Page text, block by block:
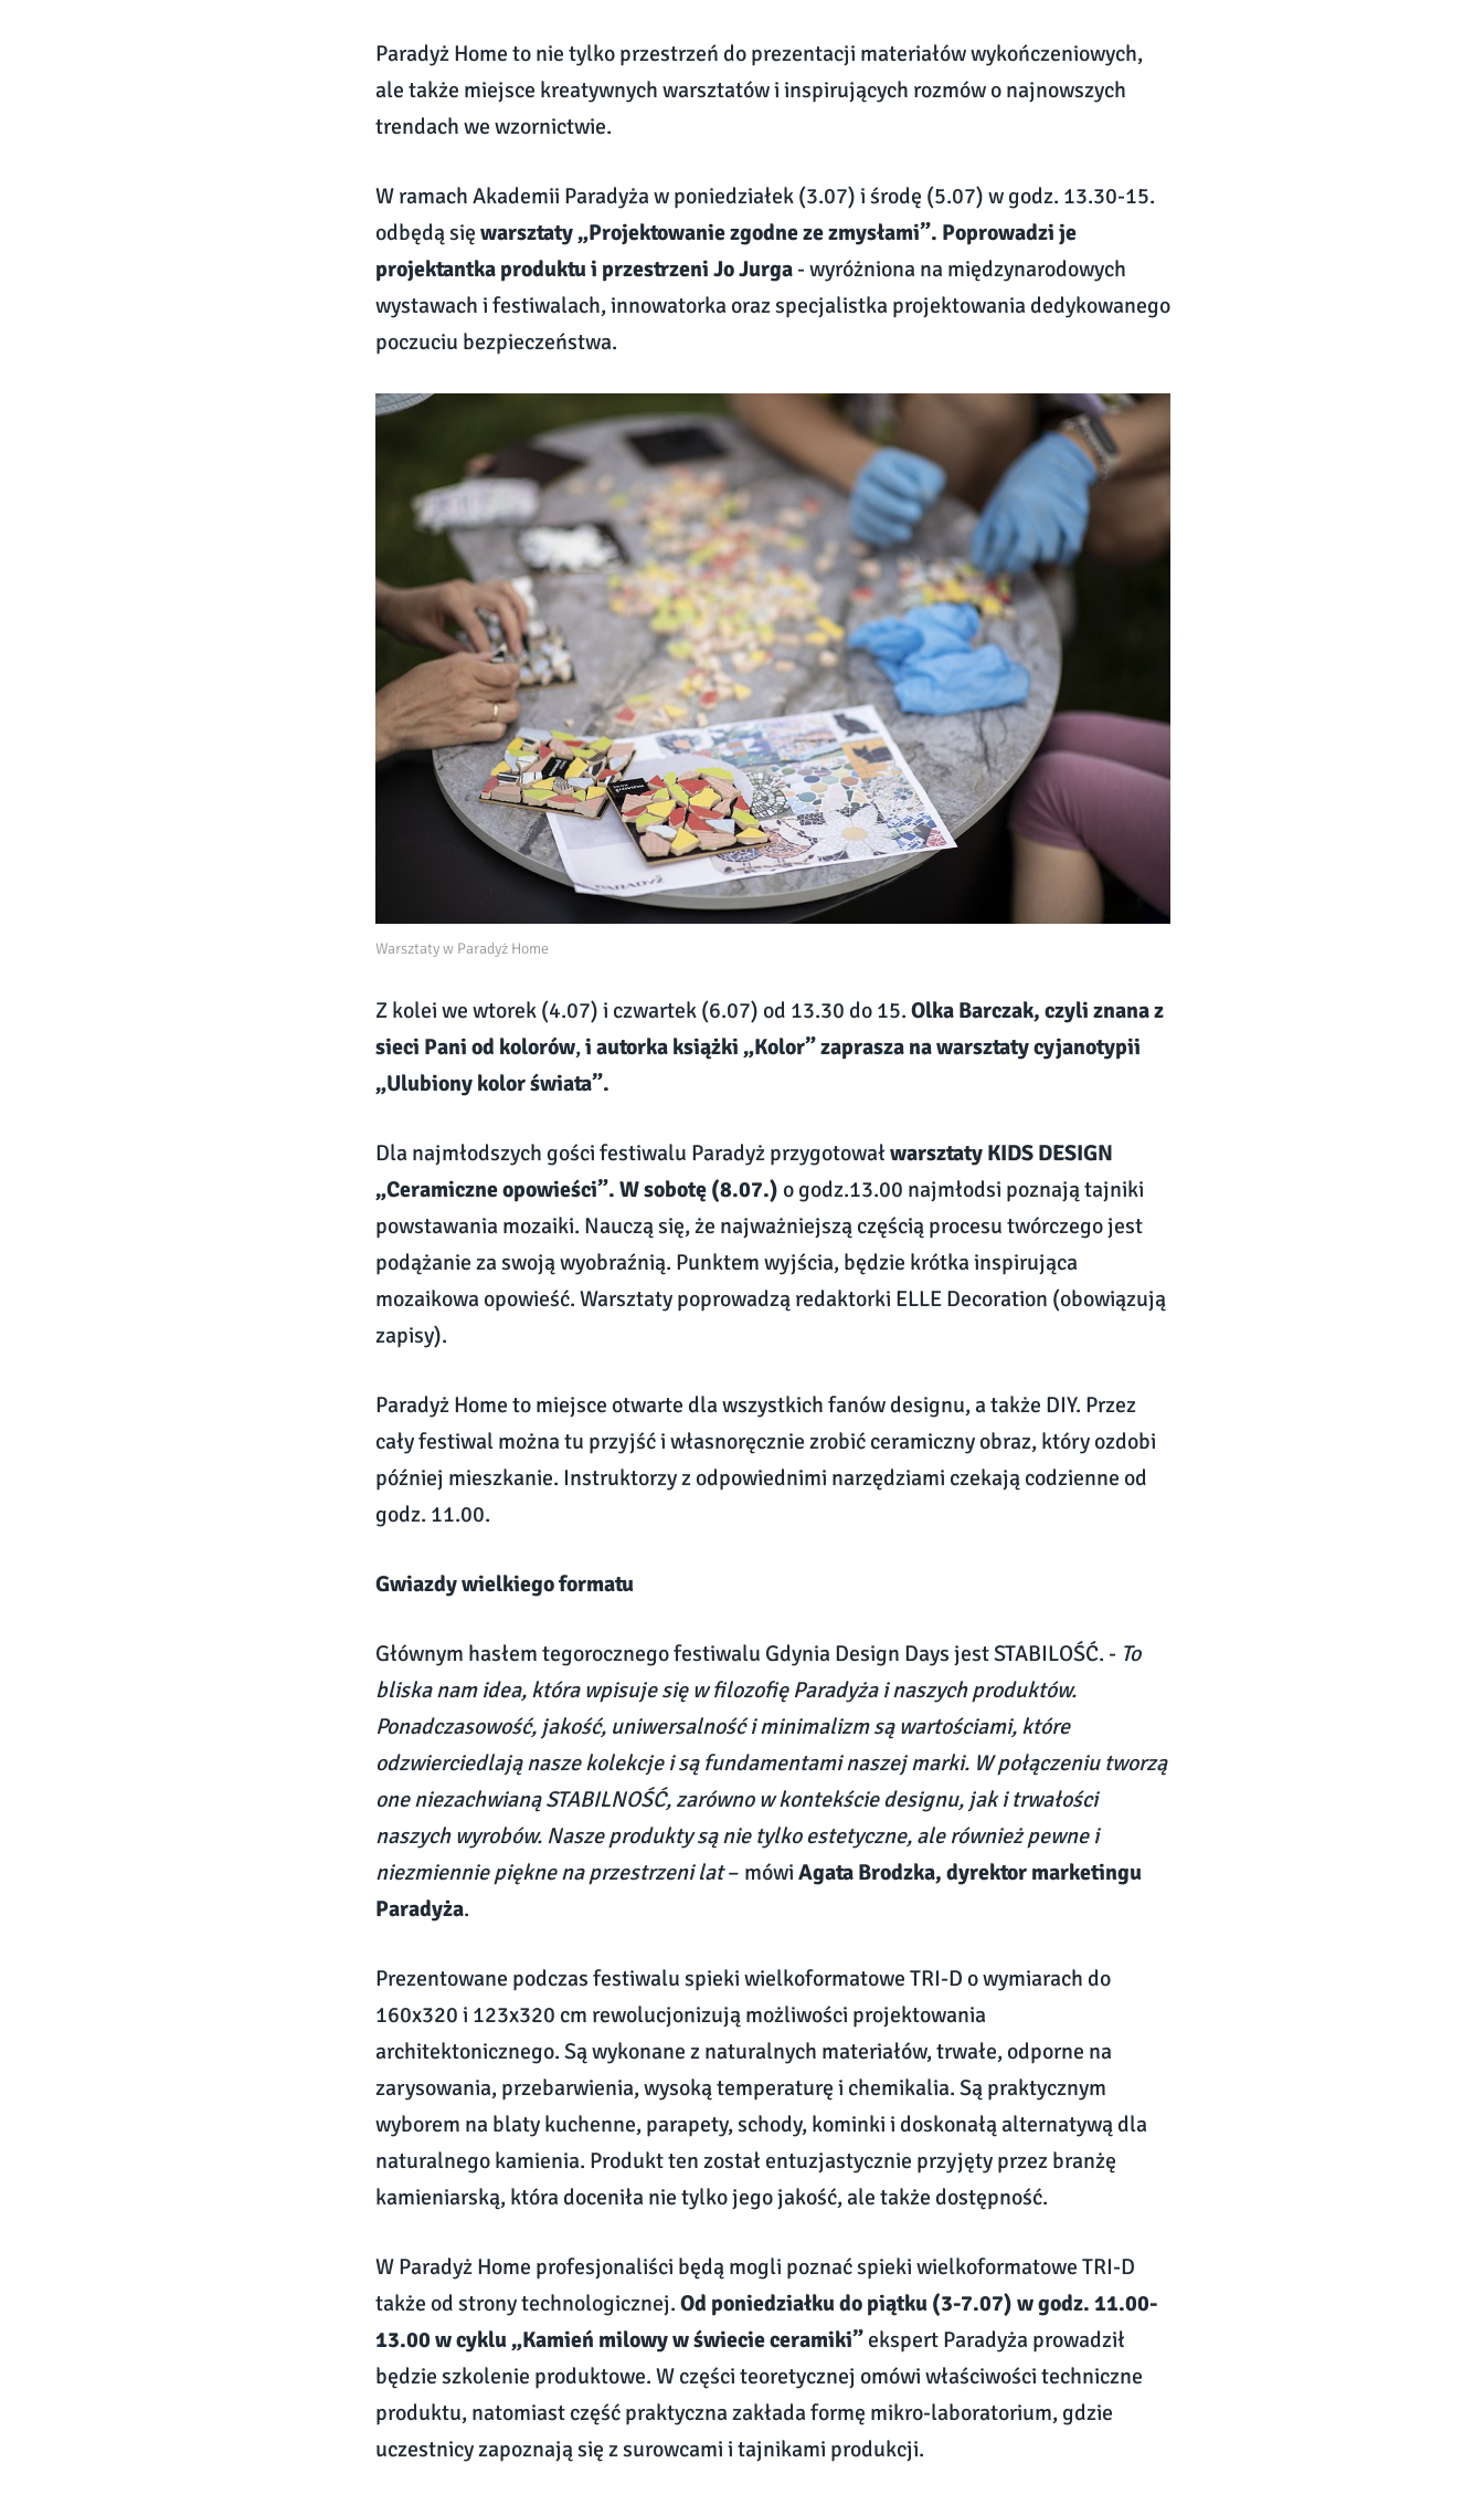
Paradyż Home to nie tylko przestrzeń do prezentacji materiałów wykończeniowych,
ale także miejsce kreatywnych warsztatów i inspirujących rozmów o najnowszych
trendach we wzornictwie.
W ramach Akademii Paradyża w poniedziałek (3.07) i środę (5.07) w godz. 13.30-15.
odbędą się warsztaty „Projektowanie zgodne ze zmysłami”. Poprowadzi je
projektantka produktu i przestrzeni Jo Jurga - wyróżniona na międzynarodowych
wystawach i festiwalach, innowatorka oraz specjalistka projektowania dedykowanego
poczuciu bezpieczeństwa.
Warsztaty w Paradyż Home
Z kolei we wtorek (4.07) i czwartek (6.07) od 13.30 do 15. Olka Barczak, czyli znana z
sieci Pani od kolorów,i autorka książki „Kolor” zaprasza na warsztaty cyjanotypii
„Ulubiony kolor świata”.
Dla najmłodszych gości festiwalu Paradyż przygotował warsztaty KIDS DESIGN
„Ceramiczne opowieści”. W sobotę (8.07.) o godz.13.00 najmłodsi poznają tajniki
powstawania mozaiki. Nauczą się, że najważniejszą częścią procesu twórczego jest
podążanie za swoją wyobraźnią. Punktem wyjścia, będzie krótka inspirująca
mozaikowa opowieść. Warsztaty poprowadzą redaktorki ELLE Decoration (obowiązują
zapisy).
Paradyż Home to miejsce otwarte dla wszystkich fanów designu, a także DIY. Przez
cały festiwal można tu przyjść i własnoręcznie zrobić ceramiczny obraz, który ozdobi
później mieszkanie. Instruktorzy z odpowiednimi narzędziami czekają codzienne od
godz. 11.00.
Gwiazdy wielkiego formatu
Głównym hasłem tegorocznego festiwalu Gdynia Design Days jest STABILOŚĆ. - To
bliska nam idea, która wpisuje się w filozofię Paradyża i naszych produktów.
Ponadczasowość, jakość, uniwersalność i minimalizm są wartościami, które
odzwierciedlają nasze kolekcje i są fundamentami naszej marki. W połączeniu tworzą
one niezachwianą STABILNOŚĆ, zarówno w kontekście designu, jak i trwałości
naszych wyrobów. Nasze produkty są nie tylko estetyczne, ale również pewne i
niezmiennie piękne na przestrzeni lat– mówi Agata Brodzka, dyrektor marketingu
Paradyża.
Prezentowane podczas festiwalu spieki wielkoformatowe TRI-D o wymiarach do
160x320 i 123x320 cm rewolucjonizują możliwości projektowania
architektonicznego. Są wykonane z naturalnych materiałów, trwałe, odporne na
zarysowania, przebarwienia, wysoką temperaturę i chemikalia. Są praktycznym
wyborem na blaty kuchenne, parapety, schody, kominki i doskonałą alternatywą dla
naturalnego kamienia. Produkt ten został entuzjastycznie przyjęty przez branżę
kamieniarską, która doceniła nie tylko jego jakość, ale także dostępność.
W Paradyż Home profesjonaliści będą mogli poznać spieki wielkoformatowe TRI-D
także od strony technologicznej. Od poniedziałku do piątku (3-7.07) w godz. 11.00-
13.00 w cyklu „Kamień milowy w świecie ceramiki” ekspert Paradyża prowadził
będzie szkolenie produktowe. W części teoretycznej omówi właściwości techniczne
produktu, natomiast część praktyczna zakłada formę mikro-laboratorium, gdzie
uczestnicy zapoznają się z surowcami i tajnikami produkcji.